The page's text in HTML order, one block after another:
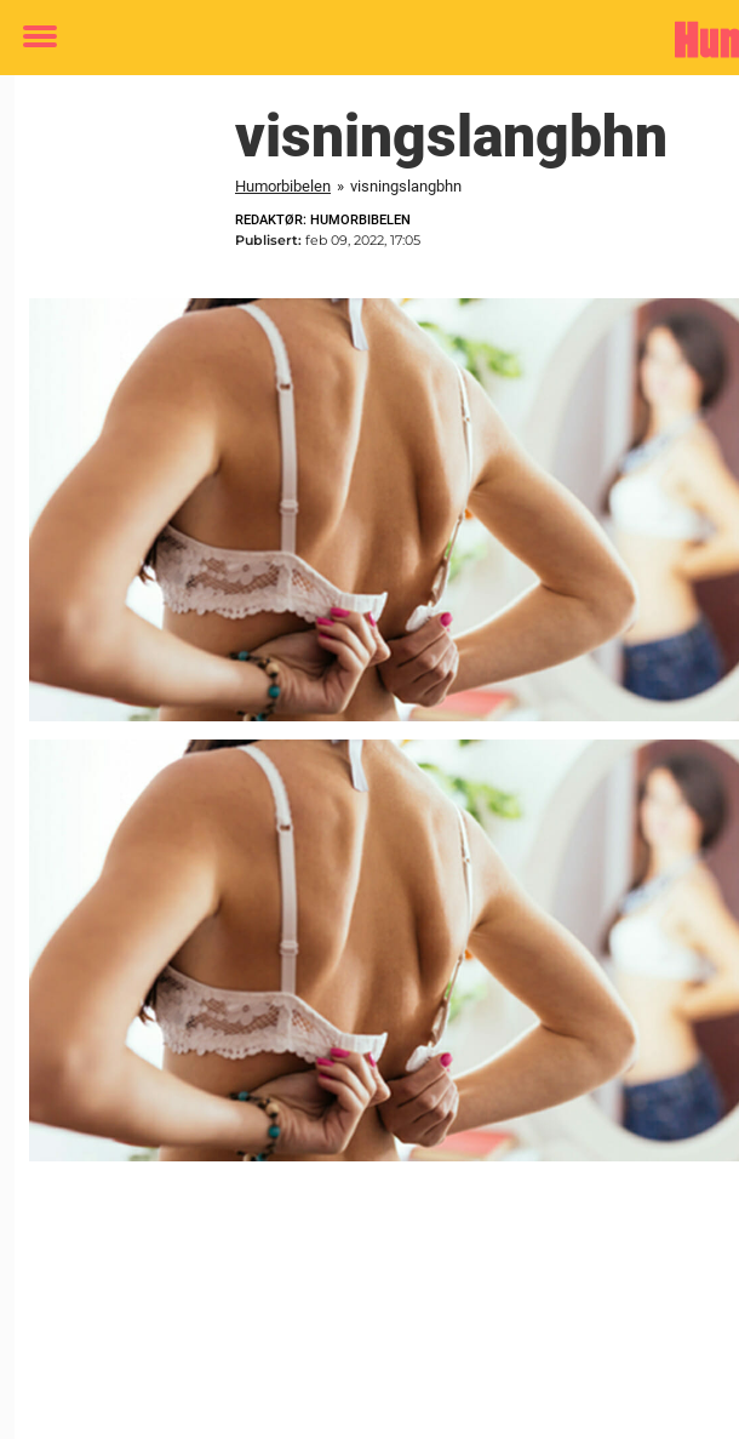
Toggle
visningslangbhn
Humorbibelen » visningslangbhn
REDAKTØR: HUMORBIBELEN
Publisert: feb 09, 2022, 17:05